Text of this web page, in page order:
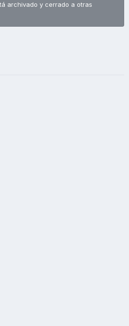
archivado y cerrado a otras